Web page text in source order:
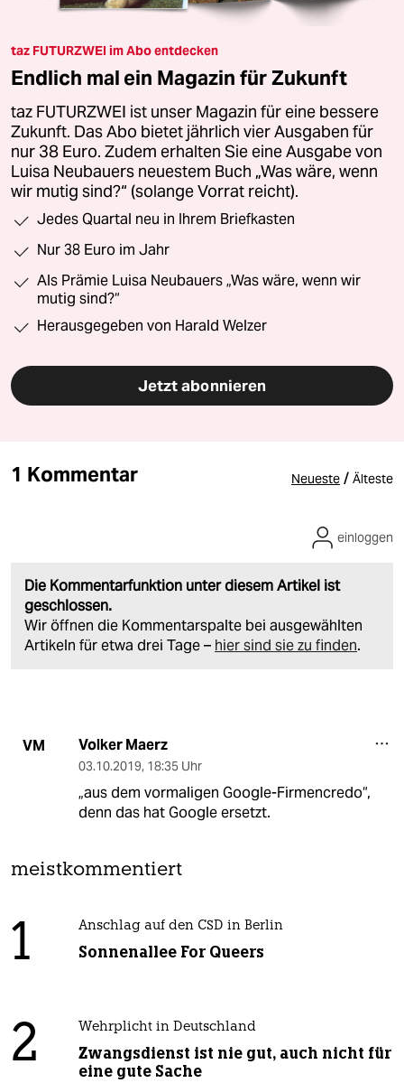
taz FUTURZWEI im Abo entdecken
Endlich mal ein Magazin für Zukunft
taz FUTURZWEI ist unser Magazin für eine bessere
Zukunft. Das Abo bietet jährlich vier Ausgaben für
nur 38 Euro. Zudem erhalten Sie eine Ausgabe von
Luisa Neubauers neuestem Buch „Was wäre, wenn
wir mutig sind?“ (solange Vorrat reicht).
Jedes Quartal neu in Ihrem Briefkasten
Nur 38 Euro im Jahr
Als Prämie Luisa Neubauers „Was wäre, wenn wir
mutig sind?“
Herausgegeben von Harald Welzer
Jetzt abonnieren
1 Kommentar Neueste / Älteste
Die Kommentarfunktion unter diesem Artikel ist
geschlossen.
Wir öffnen die Kommentarspalte bei ausgewählten
Artikeln für etwa drei Tage – hier sind sie zu finden.
einloggen
VM Volker Maerz
03.10.2019, 18:35 Uhr
„aus dem vormaligen Google-­Firmencredo“,
denn das hat Google ersetzt.
meistkommentiert
1 Anschlag auf den CSD in Berlin
Sonnenallee For Queers
2 Wehrplicht in Deutschland
Zwangsdienst ist nie gut, auch nicht für
eine gute Sache